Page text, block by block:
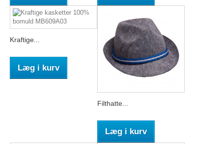
Kraftige...
Læg i kurv
Filthatte...
Læg i kurv